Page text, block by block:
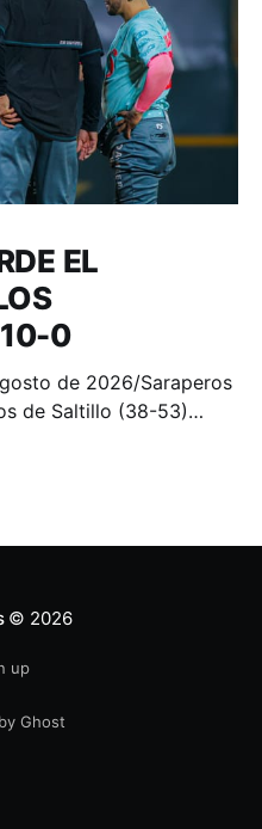
EL
10-0
de 2026/Saraperos
juego del compromiso
© 2026
up
Ghost